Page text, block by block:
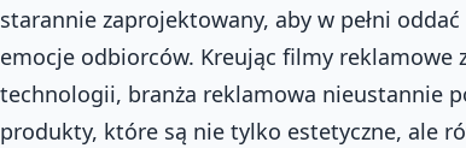
starannie zaprojektowany, aby w pełni
emocje odbiorców. Kreując filmy reklamowe
technologii, branża reklamowa nieustannie
produkty, które są nie tylko estetyczne, ale